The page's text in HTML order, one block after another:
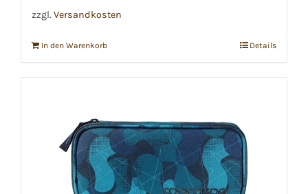
zzgl. Versandkosten
In den Warenkorb Details